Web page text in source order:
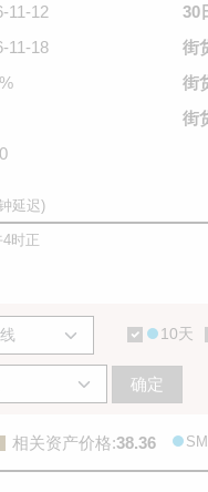
11-12
11-18
30
街
街
街
延迟)
时正
10天
确定
相关资产价格:38.36